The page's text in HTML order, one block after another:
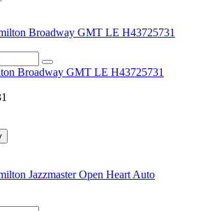
Broadway GMT LE H43725731